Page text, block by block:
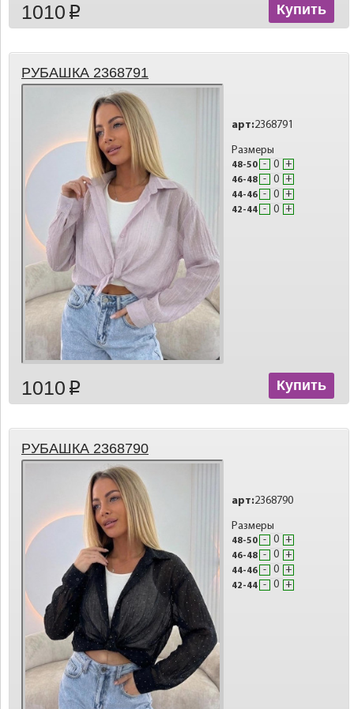
1010 p Купить
РУБАШКА 2368791
арт:2368791
Размеры
48-50 - +
46-48 - +
44-46 - +
42-44 - +
1010 p Купить
РУБАШКА 2368790
арт:2368790
Размеры
48-50 - +
46-48 - +
44-46 - +
42-44 - +